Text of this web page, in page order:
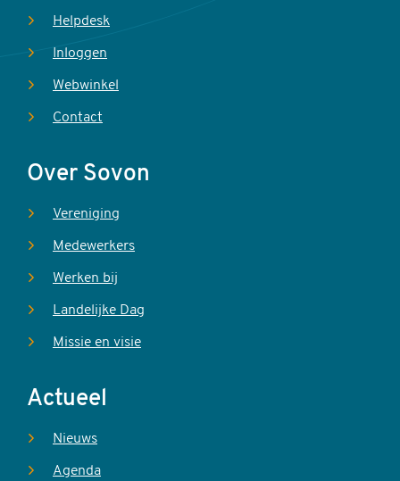
Helpdesk
Inloggen
Webwinkel
Contact
Over Sovon
Vereniging
Medewerkers
Werken bij
Landelijke Dag
Missie en visie
Actueel
Nieuws
Agenda